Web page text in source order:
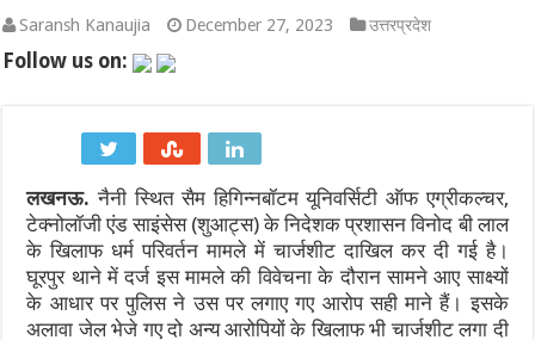
भारत-चीन सीमा वार्ता 2026: LAC पर शांति और कूटनीतिक संवाद का
IND vs SL 2026: श्रीलंका दौरे पर भारत को बड़ा झटका! अभ्यास मैच से
IND vs SL Test Series 2026: मुथैया मुरलीधरन का ‘800’ का
600वां टेस्ट: भारतीय क्रिकेट का ऐतिहासिक पड़ाव, गाले में रचेगा नया
WTC Final Race 2025-27: भारत बनाम श्रीलंका टेस्ट सीरीज क्यों है
Saransh Kanaujia December 27, 2023 उत्तरप्रदेश
Follow us on:
लखनऊ. नैनी स्थित सैम हिगिन्नबॉटम यूनिवर्सिटी ऑफ एग्रीकल्चर,
टेक्नोलॉजी एंड साइंसेस (शुआट्स) के निदेशक प्रशासन विनोद बी लाल
के खिलाफ धर्म परिवर्तन मामले में चार्जशीट दाखिल कर दी गई है।
घूरपुर थाने में दर्ज इस मामले की विवेचना के दौरान सामने आए साक्ष्यों
के आधार पर पुलिस ने उस पर लगाए गए आरोप सही माने हैं। इसके
अलावा जेल भेजे गए दो अन्य आरोपियों के खिलाफ भी चार्जशीट लगा दी